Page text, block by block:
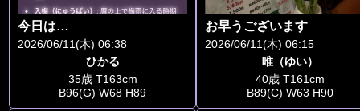
今日は…
2026/06/11(木) 06:38
ひかる
35歳 T163cm
B96(G) W68 H89
お早うございます
2026/06/11(木) 06:15
唯（ゆい）
40歳 T161cm
B89(C) W63 H90